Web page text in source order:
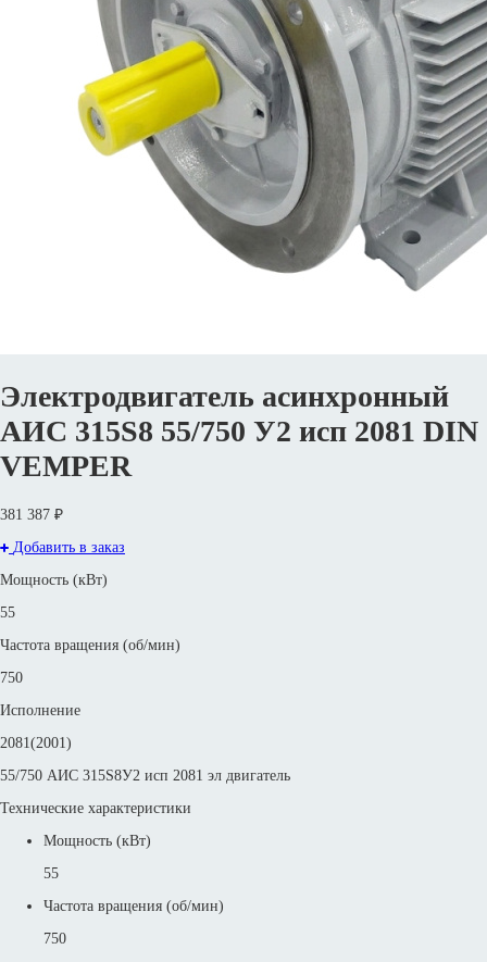
Электродвигатель асинхронный
АИС 315S8 55/750 У2 исп 2081 DIN
VEMPER
381 387 ₽
Добавить в заказ
Мощность (кВт)
55
Частота вращения (об/мин)
750
Исполнение
2081(2001)
55/750 АИС 315S8У2 исп 2081 эл двигатель
Технические характеристики
Мощность (кВт)
55
Частота вращения (об/мин)
750